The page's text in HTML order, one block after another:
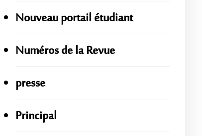
Nouveau portail étudiant
Numéros de la Revue
presse
Principal